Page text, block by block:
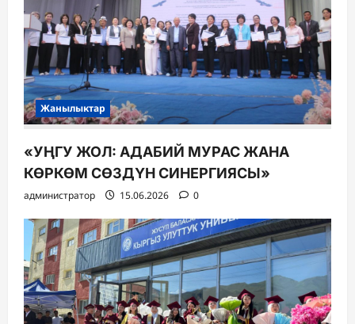
Жанылыктар
«УҢГУ ЖОЛ: АДАБИЙ МУРАС ЖАНА
КӨРКӨМ СӨЗДҮН СИНЕРГИЯСЫ»
администратор 15.06.2026 0